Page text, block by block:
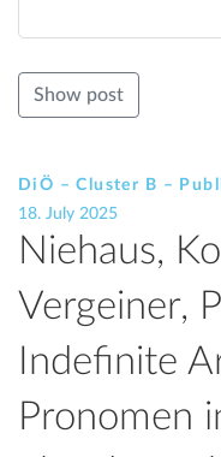
Show post
DiÖ – Cluster B –
18. July 2025
Niehaus,
Vergeiner,
Indefinite
Pronomen